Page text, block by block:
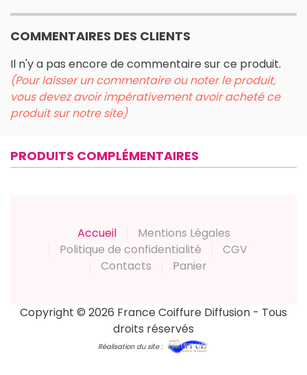
COMMENTAIRES DES CLIENTS
Il n'y a pas encore de commentaire sur ce produit.
(Pour laisser un commentaire ou noter le produit,
vous devez avoir impérativement avoir acheté ce
produit sur notre site)
PRODUITS COMPLÉMENTAIRES
Accueil
Mentions Légales
Politique de confidentialité
CGV
Contacts
Panier
Copyright © 2026 France Coiffure Diffusion - Tous
droits réservés
Réalisation du site :